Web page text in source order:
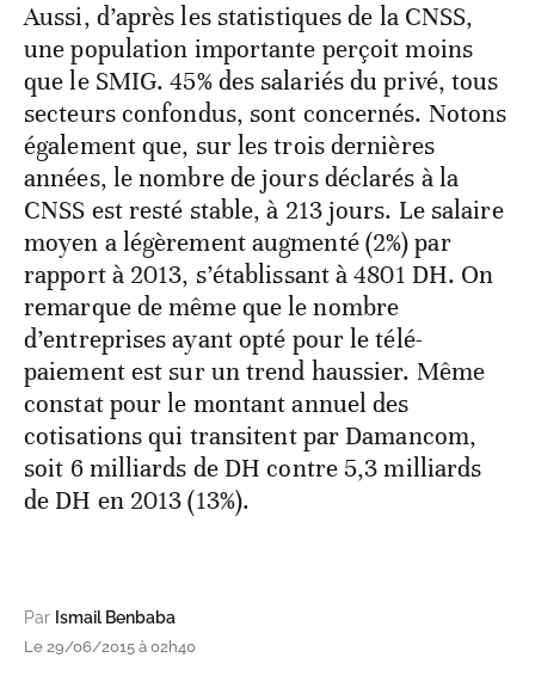
Aussi, d’après les statistiques de la CNSS,
une population importante perçoit moins
que le SMIG. 45% des salariés du privé, tous
secteurs confondus, sont concernés. Notons
également que, sur les trois dernières
années, le nombre de jours déclarés à la
CNSS est resté stable, à 213 jours. Le salaire
moyen a légèrement augmenté (2%) par
rapport à 2013, s’établissant à 4801 DH. On
remarque de même que le nombre
d’entreprises ayant opté pour le télé-
paiement est sur un trend haussier. Même
constat pour le montant annuel des
cotisations qui transitent par Damancom,
soit 6 milliards de DH contre 5,3 milliards
de DH en 2013 (13%).
Par Ismail Benbaba
Le 29/06/2015 à 02h40